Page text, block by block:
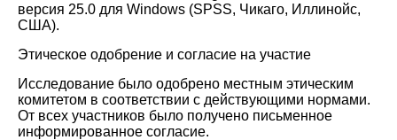
версия 25.0 для Windows (SPSS, Чикаго, Иллинойс,
США).
Этическое одобрение и согласие на участие
Исследование было одобрено местным этическим
комитетом в соответствии с действующими нормами.
От всех участников было получено письменное
информированное согласие.